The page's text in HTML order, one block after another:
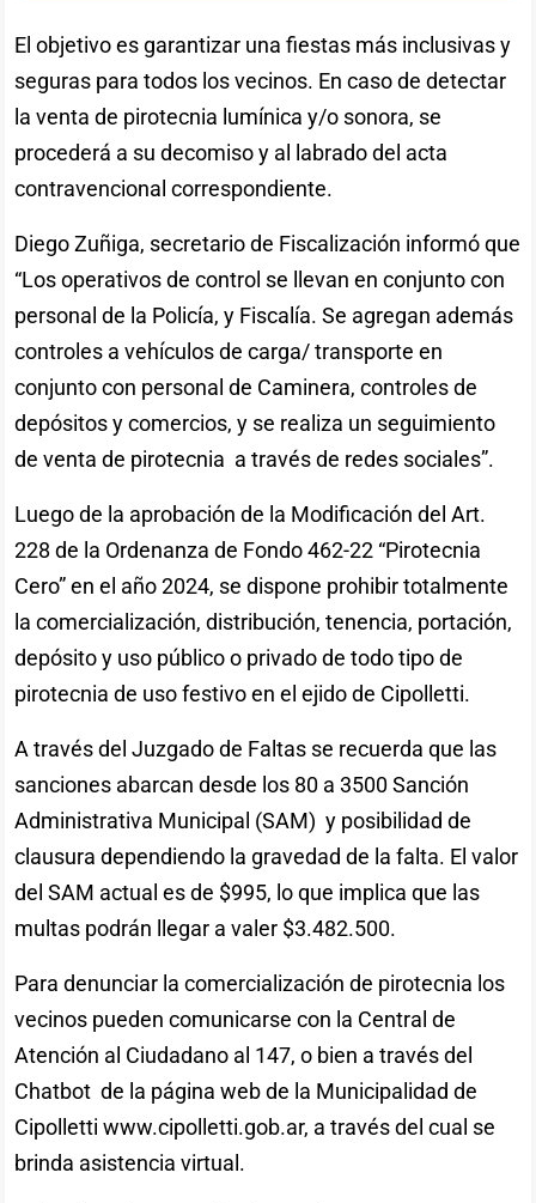
El objetivo es garantizar una fiestas más inclusivas y
seguras para todos los vecinos. En caso de detectar
la venta de pirotecnia lumínica y/o sonora, se
procederá a su decomiso y al labrado del acta
contravencional correspondiente.
Diego Zuñiga, secretario de Fiscalización informó que
“Los operativos de control se llevan en conjunto con
personal de la Policía, y Fiscalía. Se agregan además
controles a vehículos de carga/ transporte en
conjunto con personal de Caminera, controles de
depósitos y comercios, y se realiza un seguimiento
de venta de pirotecnia a través de redes sociales”.
Luego de la aprobación de la Modificación del Art.
228 de la Ordenanza de Fondo 462-22 “Pirotecnia
Cero” en el año 2024, se dispone prohibir totalmente
la comercialización, distribución, tenencia, portación,
depósito y uso público o privado de todo tipo de
pirotecnia de uso festivo en el ejido de Cipolletti.
A través del Juzgado de Faltas se recuerda que las
sanciones abarcan desde los 80 a 3500 Sanción
Administrativa Municipal (SAM) y posibilidad de
clausura dependiendo la gravedad de la falta. El valor
del SAM actual es de $995, lo que implica que las
multas podrán llegar a valer $3.482.500.
Para denunciar la comercialización de pirotecnia los
vecinos pueden comunicarse con la Central de
Atención al Ciudadano al 147, o bien a través del
Chatbot de la página web de la Municipalidad de
Cipolletti www.cipolletti.gob.ar, a través del cual se
brinda asistencia virtual.